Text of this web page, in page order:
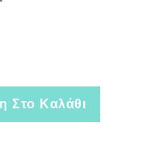
Στο Καλάθι